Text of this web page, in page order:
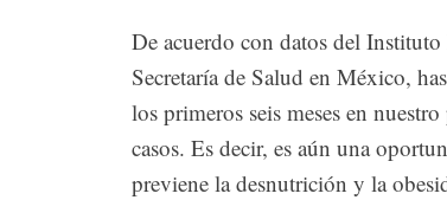
De acuerdo con datos del
Secretaría de Salud en México,
los primeros seis meses en
casos. Es decir, es aún una
previene la desnutrición y la